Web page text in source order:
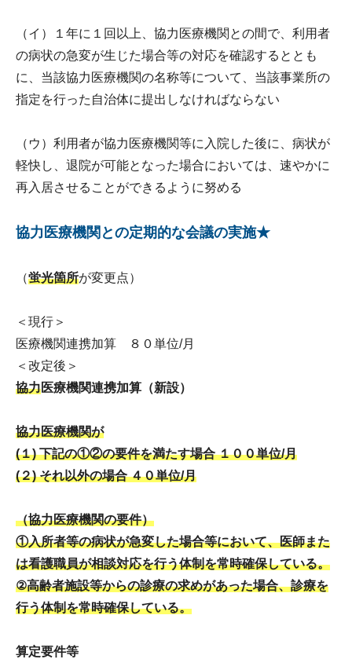
（イ）１年に１回以上、協力医療機関との間で、利用者
の病状の急変が生じた場合等の対応を確認するととも
に、当該協力医療機関の名称等について、当該事業所の
指定を行った自治体に提出しなければならない
（ウ）利用者が協力医療機関等に入院した後に、病状が
軽快し、退院が可能となった場合においては、速やかに
再入居させることができるように努める
協力医療機関との定期的な会議の実施★
（蛍光箇所が変更点）
＜現行＞
医療機関連携加算 ８０単位/月
＜改定後＞
協力医療機関連携加算（新設）
協力医療機関が
(１) 下記の①②の要件を満たす場合 １００単位/月
(２) それ以外の場合 ４０単位/月
（協力医療機関の要件）
①入所者等の病状が急変した場合等において、医師また
は看護職員が相談対応を行う体制を常時確保している。
②高齢者施設等からの診療の求めがあった場合、診療を
行う体制を常時確保している。
算定要件等